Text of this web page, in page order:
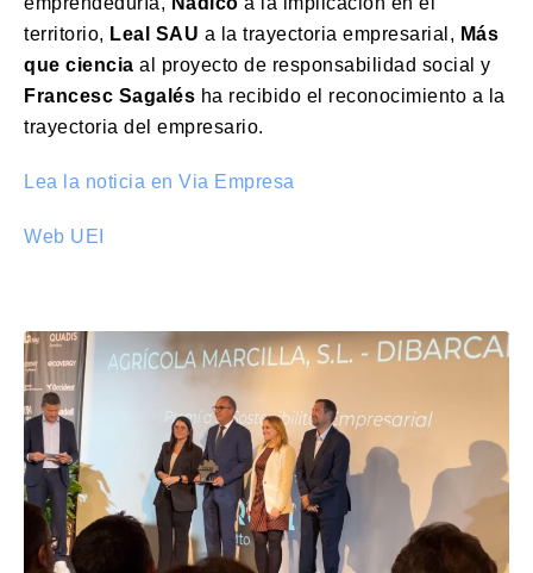
territorio, Leal SAU a la trayectoria empresarial, Más
que ciencia al proyecto de responsabilidad social y
Francesc Sagalés ha recibido el reconocimiento a la
trayectoria del empresario.
Lea la noticia en Via Empresa
Web UEI